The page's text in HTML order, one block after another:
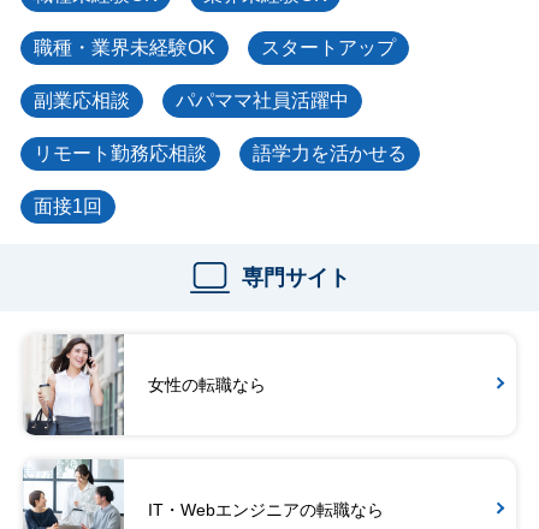
職種・業界未経験OK スタートアップ
副業応相談 パパママ社員活躍中
リモート勤務応相談 語学力を活かせる
面接1回
専門サイト
女性の転職なら
IT・Webエンジニアの転職なら